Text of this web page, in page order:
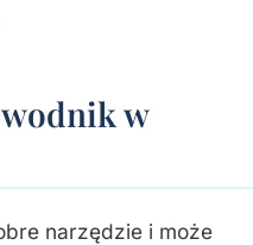
w
narzędzie i może